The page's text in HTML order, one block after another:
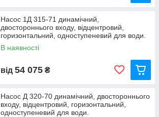
Насос 1Д 315-71 динамічний,
двостороннього входу, відцентровий,
горизонтальний, одноступеневий для води.
В наявності
від 54 075 ₴
Насос Д 320-70 динамічний, двостороннього
входу, відцентровий, горизонтальний,
одноступеневий для води.